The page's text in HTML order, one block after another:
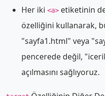
Her iki <a> etiketinin
özelliğini kullanarak,
"sayfa1.html" veya
pencerede değil,
açılmasını sağlıyoruz.